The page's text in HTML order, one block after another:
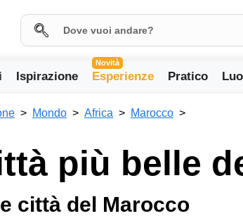
Ispirazione
Novità
Esperienze Pratico
Mondo Africa Marocco
più belle
città del Marocco